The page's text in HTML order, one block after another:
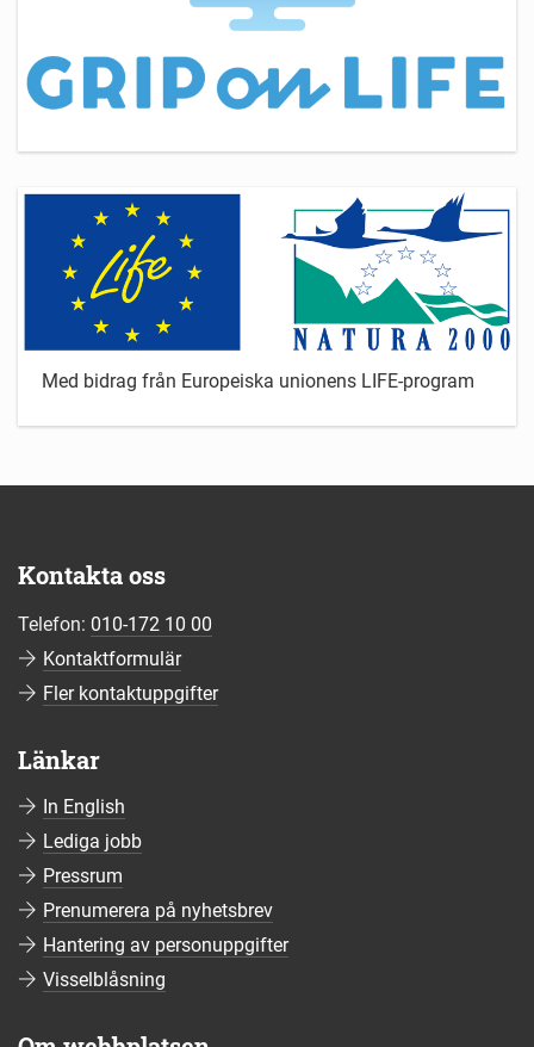
Med bidrag från Europeiska unionens LIFE-program
Kontakta oss
Telefon: 010-172 10 00
Kontaktformulär
Fler kontaktuppgifter
Länkar
In English
Lediga jobb
Pressrum
Prenumerera på nyhetsbrev
Hantering av personuppgifter
Visselblåsning